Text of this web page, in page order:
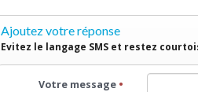
Ajoutez votre réponse
Evitez le langage SMS et restez
Votre message •